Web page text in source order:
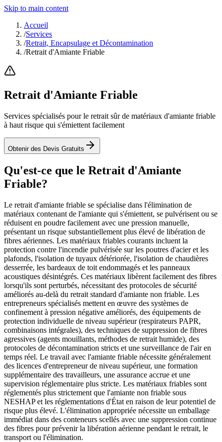
Skip to main content
Accueil
/Services
/Retrait, Encapsulage et Décontamination
/Retrait d'Amiante Friable
Retrait d'Amiante Friable
Services spécialisés pour le retrait sûr de matériaux d'amiante friable
à haut risque qui s'émiettent facilement
Obtenir des Devis Gratuits
Qu'est-ce que le Retrait d'Amiante
Friable?
Le retrait d'amiante friable se spécialise dans l'élimination de
matériaux contenant de l'amiante qui s'émiettent, se pulvérisent ou se
réduisent en poudre facilement avec une pression manuelle,
présentant un risque substantiellement plus élevé de libération de
fibres aériennes. Les matériaux friables courants incluent la
protection contre l'incendie pulvérisée sur les poutres d'acier et les
plafonds, l'isolation de tuyaux détériorée, l'isolation de chaudières
desserrée, les bardeaux de toit endommagés et les panneaux
acoustiques désintégrés. Ces matériaux libèrent facilement des fibres
lorsqu'ils sont perturbés, nécessitant des protocoles de sécurité
améliorés au-delà du retrait standard d'amiante non friable. Les
entrepreneurs spécialisés mettent en œuvre des systèmes de
confinement à pression négative améliorés, des équipements de
protection individuelle de niveau supérieur (respirateurs PAPR,
combinaisons intégrales), des techniques de suppression de fibres
agressives (agents mouillants, méthodes de retrait humide), des
protocoles de décontamination stricts et une surveillance de l'air en
temps réel. Le travail avec l'amiante friable nécessite généralement
des licences d'entrepreneur de niveau supérieur, une formation
supplémentaire des travailleurs, une assurance accrue et une
supervision réglementaire plus stricte. Les matériaux friables sont
réglementés plus strictement que l'amiante non friable sous
NESHAP et les réglementations d'État en raison de leur potentiel de
risque plus élevé. L'élimination appropriée nécessite un emballage
immédiat dans des conteneurs scellés avec une suppression continue
des fibres pour prévenir la libération aérienne pendant le retrait, le
transport ou l'élimination.